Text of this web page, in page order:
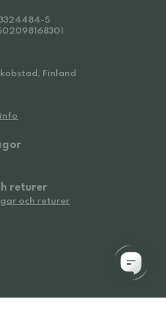
5
Finland
returer
och returer